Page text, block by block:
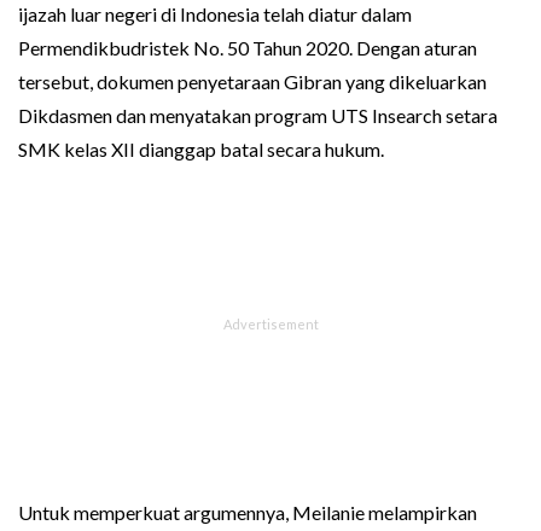
ijazah luar negeri di Indonesia telah diatur dalam
Permendikbudristek No. 50 Tahun 2020. Dengan aturan
tersebut, dokumen penyetaraan Gibran yang dikeluarkan
Dikdasmen dan menyatakan program UTS Insearch setara
SMK kelas XII dianggap batal secara hukum.
Untuk memperkuat argumennya, Meilanie melampirkan